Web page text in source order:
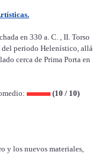
en 330 a. C. , II. Torso
del periodo Helenístico, allá
cerca de Prima Porta en
(10 / 10)
y los nuevos materiales,